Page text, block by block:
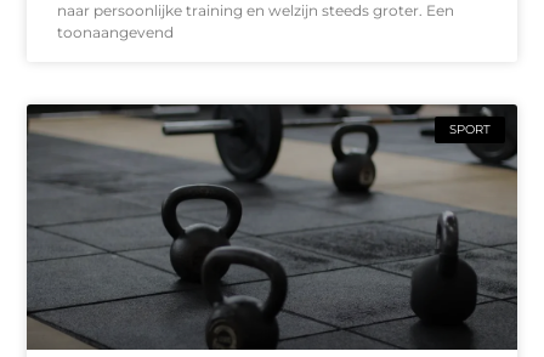
naar persoonlijke training en welzijn steeds groter. Een
toonaangevend
SPORT